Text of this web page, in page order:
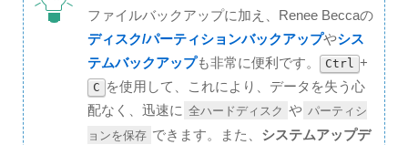
ファイルバックアップに加え、Renee Beccaの
ディスク/パーティションバックアップやシス
テムバックアップも非常に便利です。 Ctrl +
C を使用して、これにより、データを失う心
配なく、迅速に 全ハードディスク や パーティシ
ョンを保存 できます。また、 システムアップデ